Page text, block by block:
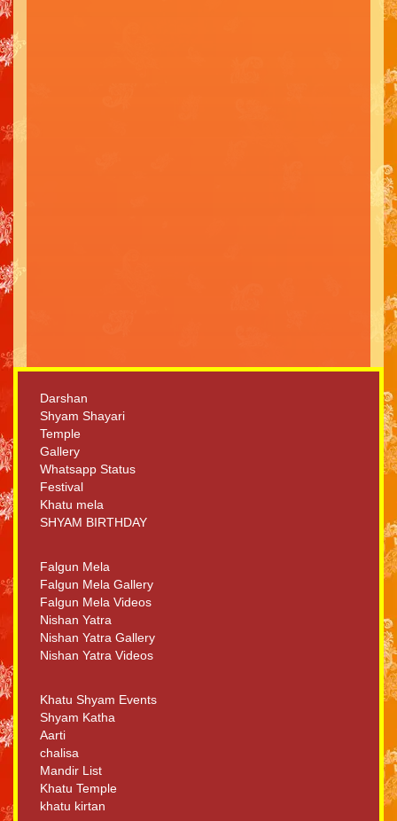
Darshan
Shyam Shayari
Temple
Gallery
Whatsapp Status
Festival
Khatu mela
SHYAM BIRTHDAY
Falgun Mela
Falgun Mela Gallery
Falgun Mela Videos
Nishan Yatra
Nishan Yatra Gallery
Nishan Yatra Videos
Khatu Shyam Events
Shyam Katha
Aarti
chalisa
Mandir List
Khatu Temple
khatu kirtan